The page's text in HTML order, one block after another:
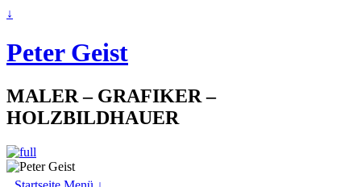
↓
Peter Geist
MALER – GRAFIKER –
HOLZBILDHAUER